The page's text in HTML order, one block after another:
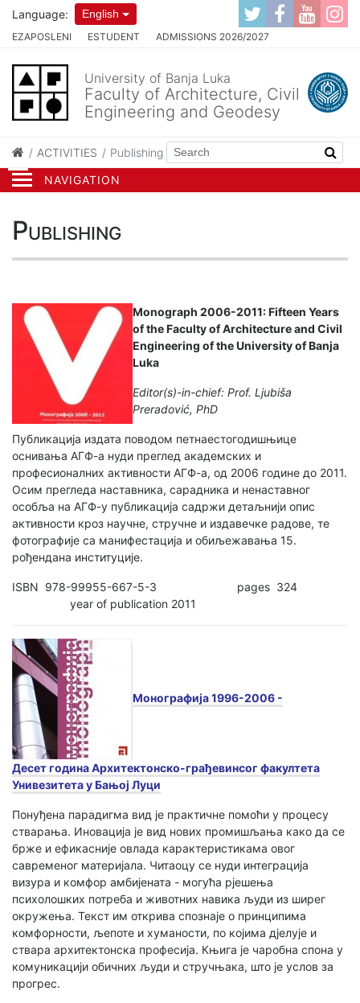
NAVIGATION
EZAPOSLENI ESTUDENT ADMISSIONS 2026/2027
Language: English
University of Banja Luka
Faculty of Architecture, Civil
Engineering and Geodesy
ACTIVITIES Publishing
Publishing
Monograph 2006-2011: Fifteen Years
of the Faculty of Architecture and Civil
Engineering of the University of Banja
Luka
Editor(s)-in-chief: Prof. Ljubiša
Preradović, PhD
Публикација издата поводом петнаестогодишњице
оснивања АГФ-а нуди преглед академских и
професионалних активности АГФ-а, од 2006 године до 2011.
Осим прегледа наставника, сарадника и ненаставног
особља на АГФ-у публикација садржи детаљнији опис
активности кроз научне, стручне и издавечке радове, те
фотографије са манифестација и обиљежавања 15.
рођендана институције.
ISBN 978-99955-667-5-3 pages 324
year of publication 2011
Монографија 1996-2006 -
Десет година Архитектонско-грађевинсог факултета
Унивезитета у Бањој Луци
Понуђена парадигма вид је практичне помоћи у процесу
стварања. Иновација је вид нових промишљања како да се
брже и ефикасније овлада карактеристикама овог
савременог материјала. Читаоцу се нуди интеграција
визура и комфор амбијената - могућа рјешења
психолошких потреба и животних навика људи из ширег
окружења. Текст им открива спознаје о принципима
комфорности, љепоте и хуманости, по којима дјелује и
ствара архитектонска професија. Књига је чаробна спона у
комуникацији обичних људи и стручњака, што је услов за
прогрес.